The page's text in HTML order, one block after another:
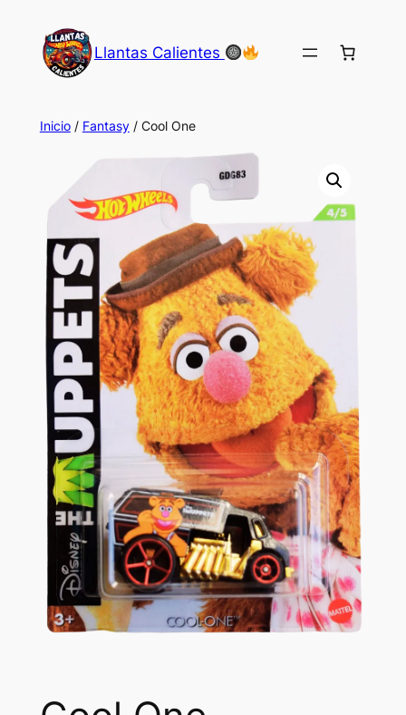
contenido
Llantas Calientes
Inicio/ Fantasy/ Cool One